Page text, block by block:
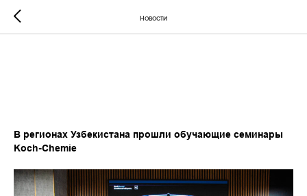
Новости
В регионах Узбекистана прошли обучающие семинары
Koch-Chemie